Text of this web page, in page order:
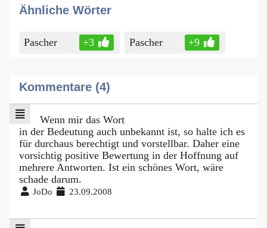
Ähnliche Wörter
Pascher +3 Pascher +9
Kommentare (4)
Wenn mir das Wort
in der Bedeutung auch unbekannt ist, so halte ich es
für durchaus berechtigt und vorstellbar. Daher eine
vorsichtig positive Bewertung in der Hoffnung auf
mehrere Antworten. Ist ein schönes Wort, wäre
schade darum.
JoDo 23.09.2008